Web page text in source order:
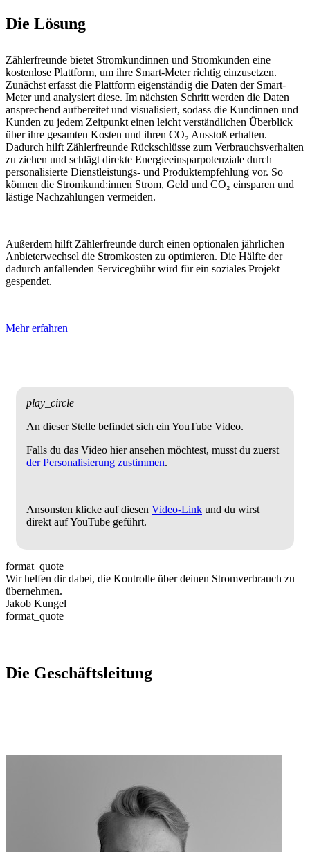
Die Lösung
Zählerfreunde bietet Stromkundinnen und Stromkunden eine
kostenlose Plattform, um ihre Smart-Meter richtig einzusetzen.
Zunächst erfasst die Plattform eigenständig die Daten der Smart-
Meter und analysiert diese. Im nächsten Schritt werden die Daten
ansprechend aufbereitet und visualisiert, sodass die Kundinnen und
Kunden zu jedem Zeitpunkt einen leicht verständlichen Überblick
über ihre gesamten Kosten und ihren CO₂ Ausstoß erhalten.
Dadurch hilft Zählerfreunde Rückschlüsse zum Verbrauchsverhalten
zu ziehen und schlägt direkte Energieeinsparpotenziale durch
personalisierte Dienstleistungs- und Produktempfehlung vor. So
können die Stromkund:innen Strom, Geld und CO₂ einsparen und
lästige Nachzahlungen vermeiden.
Außerdem hilft Zählerfreunde durch einen optionalen jährlichen
Anbieterwechsel die Stromkosten zu optimieren. Die Hälfte der
dadurch anfallenden Servicegbühr wird für ein soziales Projekt
gespendet.
Mehr erfahren
play_circle
An dieser Stelle befindet sich ein YouTube Video.
Falls du das Video hier ansehen möchtest, musst du zuerst
der Personalisierung zustimmen.
Ansonsten klicke auf diesen Video-Link und du wirst
direkt auf YouTube geführt.
format_quote
Wir helfen dir dabei, die Kontrolle über deinen Stromverbrauch zu
übernehmen.
Jakob Kungel
format_quote
Die Geschäftsleitung